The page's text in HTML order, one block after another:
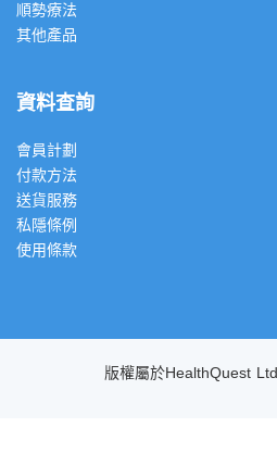
順勢療法
其他產品
資料查詢
會員計劃
付款方法
送貨服務
私隱條例
使用條款
版權屬於HealthQuest